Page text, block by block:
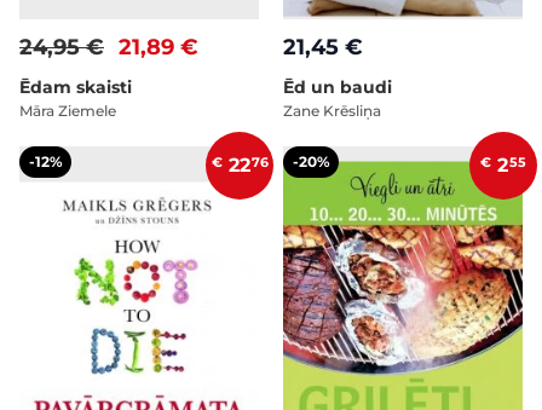
21,89 €
24,95 €
Ēdam skaisti
Māra Ziemele
21,45 €
Ēd un baudi
Zane Krēsliņa
-12% € 2276 -20% € 255